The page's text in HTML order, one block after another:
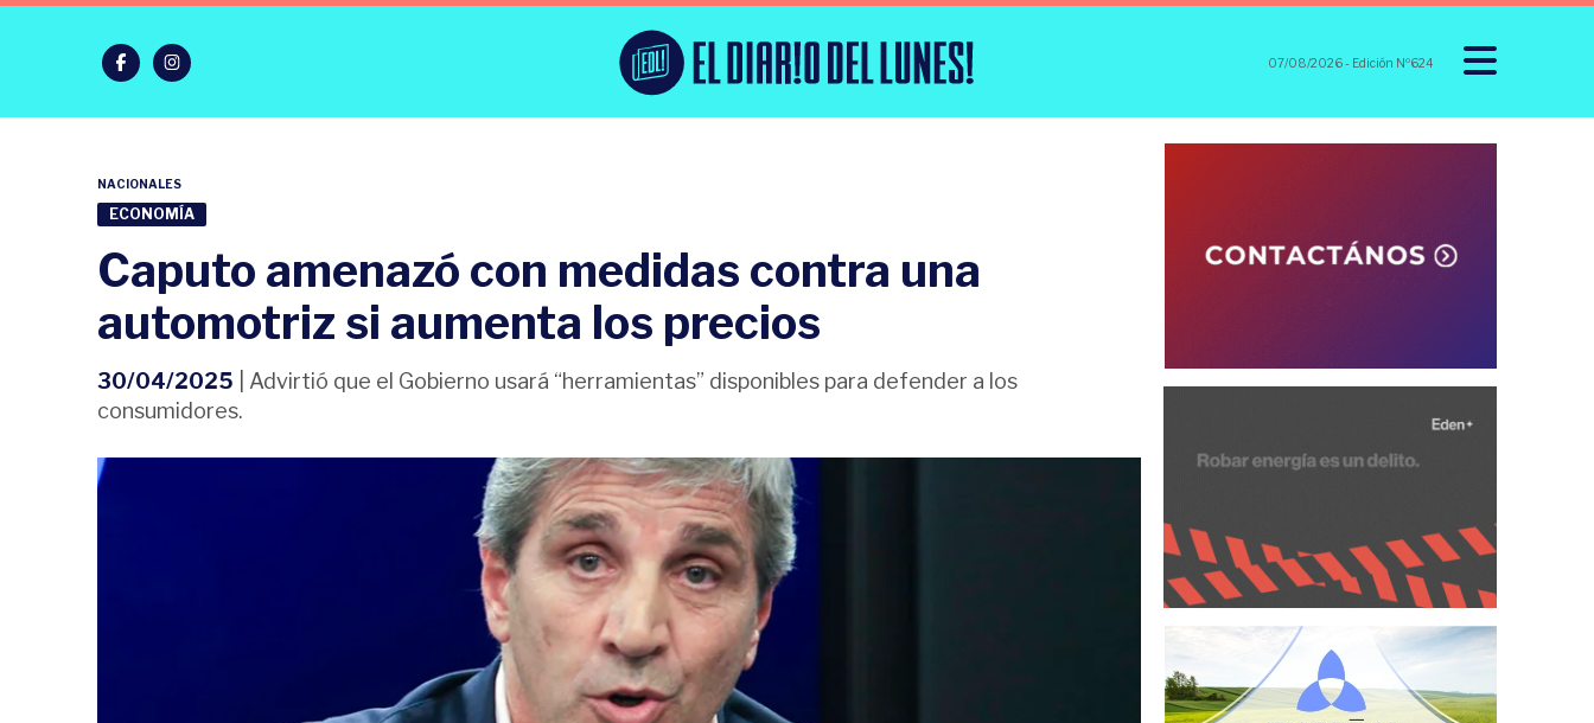
07/08/2026- Edición Nº624
NACIONALES
ECONOMÍA
Caputo amenazó con medidas contra una
automotriz si aumenta los precios
30/04/2025 | Advirtió que el Gobierno usará “herramientas” disponibles para defender a los
consumidores.